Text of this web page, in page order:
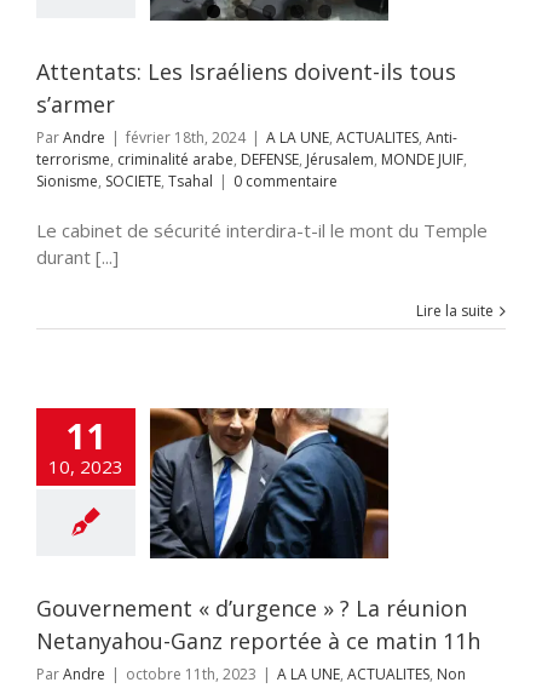
Attentats: Les Israéliens doivent-ils tous
s’armer
ParAndre | février 18th, 2024 | A LA UNE, ACTUALITES, Anti-
terrorisme, criminalité arabe, DEFENSE, Jérusalem, MONDE JUIF,
Sionisme, SOCIETE, Tsahal | 0 commentaire
Le cabinet de sécurité interdira-t-il le mont du Temple
durant [...]
Lire la suite
11
10, 2023
«
» ? La
Netanyahou-
à ce
Gouvernement « d’urgence » ? La réunion
Netanyahou-Ganz reportée à ce matin 11h
ParAndre | octobre 11th, 2023 | A LA UNE, ACTUALITES, Non